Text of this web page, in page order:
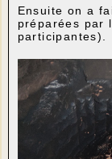
Ensuite on a
préparées par
participantes).